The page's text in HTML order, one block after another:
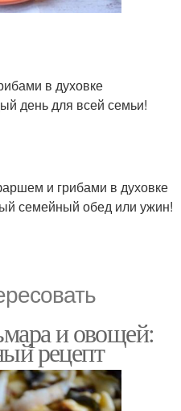
в духовке
день для всей семьи!
и грибами в духовке
семейный обед или ужин!
и овощей:
рецепт